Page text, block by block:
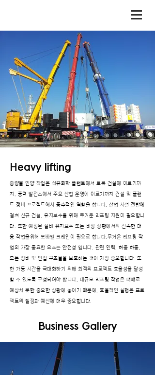
Heavylifting
중량물 인양 작업은 석유화학 플랜트에서 토목 건설에 이르기까
지, 풍력 발전소에서 주요 산업 운영에 이르기까지 건설 및 플랜
트 정비 프로젝트에서 중추적인 역할을 합니다. 산업 시설 전반에
걸쳐 신규 건설, 유지보수을 위해 무거운 리프팅 지원이 필요합니
다. 또한 예정된 설비 유지보수 또는 비상 상황에서의 신속한 대
응 작업을위해 모바일 크레인이 필요로 합니다.무거운 리프팅 작
업의 가장 중요한 요소는 안전성 입니다. 관련 인력, 허용 하중,
모든 장비 및 인접 구조물을 보호하는 것이 가장 중요합니다. 또
한 가동 시간을 극대화하기 위해 최적의 프로젝트 효율성을 달성
할 수 있도록 구성되어야 합니다. 대규모 리프팅 작업은 떄떄로
예상치 못한 중요한 상황에 놓이기 때문에, 효율적인 실행은 프로
젝트의 일정과 예산에 매우 중요합니다.
Business Gallery